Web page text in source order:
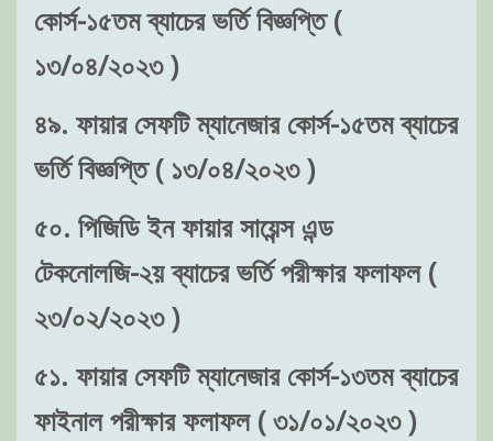
কোর্স-১৫তম ব্যাচের ভর্তি বিজ্ঞপ্তি (
১৩/০৪/২০২৩ )
৪৯. ফায়ার সেফটি ম্যানেজার কোর্স-১৫তম ব্যাচের
ভর্তি বিজ্ঞপ্তি ( ১৩/০৪/২০২৩ )
৫০. পিজিডি ইন ফায়ার সায়েন্স এন্ড
টেকনোলজি-২য় ব্যাচের ভর্তি পরীক্ষার ফলাফল (
২৩/০২/২০২৩ )
৫১. ফায়ার সেফটি ম্যানেজার কোর্স-১৩তম ব্যাচের
ফাইনাল পরীক্ষার ফলাফল ( ৩১/০১/২০২৩ )